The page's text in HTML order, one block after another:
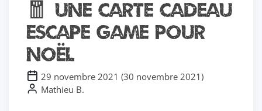
🧧 Une carte cadeau
Escape Game pour
Noël
29 novembre 2021 (30 novembre 2021)
Mathieu B.